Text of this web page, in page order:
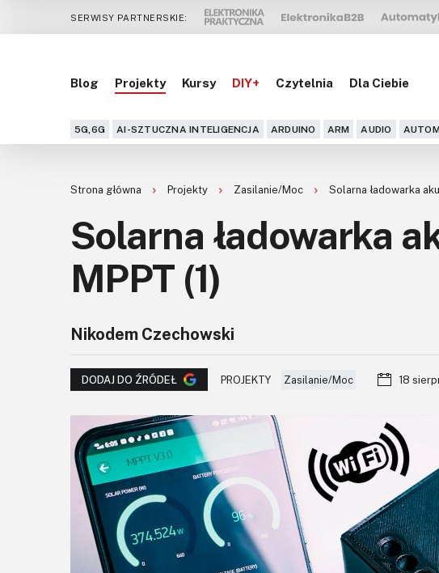
SERWISY PARTNERSKIE:
Blog Projekty Kursy DIY+ Czytelnia Dla Ciebie
5G,6G AI-SZTUCZNA INTELIGENCJA ARDUINO ARM AUDIO
Strona główna Projekty Zasilanie/Moc Solarna ładowarka
Solarna ładowarka
MPPT (1)
Nikodem Czechowski
DODAJ DO ŹRÓDEŁ PROJEKTY Zasilanie/Moc 18